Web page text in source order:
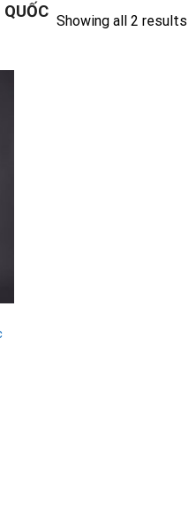
Showing all 2 results